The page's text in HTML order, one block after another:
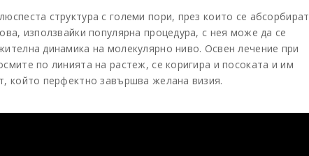
структура с големи пори, през които се абсорбират
използвайки популярна процедура, с нея може да се
динамика на молекулярно ниво. Освен лечение при
по линията на растеж, се коригира и посоката и им
който перфектно завършва желана визия.